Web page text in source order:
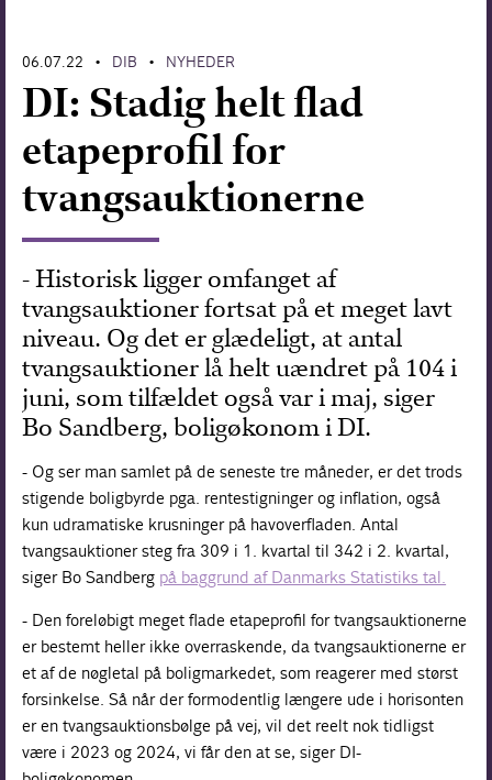
Europapolitik
Forskning
06.07.22 • DIB • NYHEDER
DI: Stadig helt flad
etapeprofil for
tvangsauktionerne
- Historisk ligger omfanget af
tvangsauktioner fortsat på et meget lavt
niveau. Og det er glædeligt, at antal
tvangsauktioner lå helt uændret på 104 i
juni, som tilfældet også var i maj, siger
Bo Sandberg, boligøkonom i DI.
- Og ser man samlet på de seneste tre måneder, er det trods
stigende boligbyrde pga. rentestigninger og inflation, også
kun udramatiske krusninger på havoverfladen. Antal
tvangsauktioner steg fra 309 i 1. kvartal til 342 i 2. kvartal,
siger Bo Sandberg på baggrund af Danmarks Statistiks tal.
- Den foreløbigt meget flade etapeprofil for tvangsauktionerne
er bestemt heller ikke overraskende, da tvangsauktionerne er
et af de nøgletal på boligmarkedet, som reagerer med størst
forsinkelse. Så når der formodentlig længere ude i horisonten
er en tvangsauktionsbølge på vej, vil det reelt nok tidligst
være i 2023 og 2024, vi får den at se, siger DI-